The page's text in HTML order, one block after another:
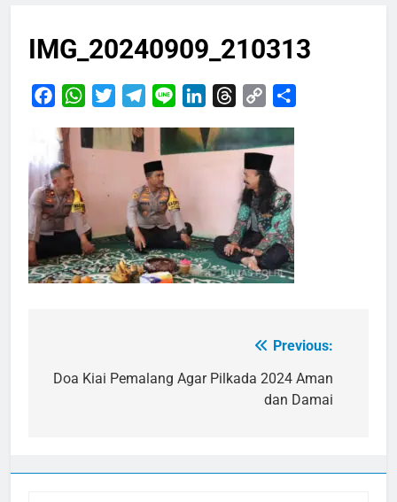
IMG_20240909_210313
FacebookWhatsApp
TwitterTelegram
Line LinkedInThreads
Copy
pos
Previous:
Doa Kiai Pemalang Agar Pilkada 2024 Aman
dan Damai